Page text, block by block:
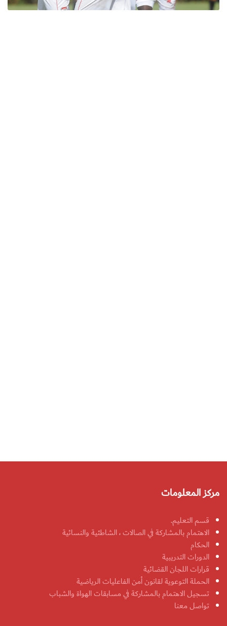
مركز المعلومات
قسم التعليم.
الاهتمام بالمشاركة في الصالات ، الشاطئية والنسائية
الحكام
الدورات التدريبية
قرارات اللجان القضائية
الحملة التوعوية لقانون أمن الفاعليات الرياضية
تسجيل الاهتمام بالمشاركة في مسابقات الهواة والشباب
تواصل معنا